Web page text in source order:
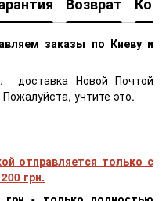
заказы по Киеву и
доставка Новой Почтой
учтите это.
отправляется только с
грн.